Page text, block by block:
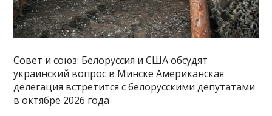
Совет и союз: Белоруссия и США обсудят
украинский вопрос в Минске Американская
делегация встретится с белорусскими депутатами
в октябре 2026 года